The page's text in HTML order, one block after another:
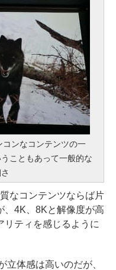
ンなコンテンツの一
こともあって一般的な
なコンテンツならば片
、4K、8Kと解像度が高
リティを感じるように
体感は高いのだが、